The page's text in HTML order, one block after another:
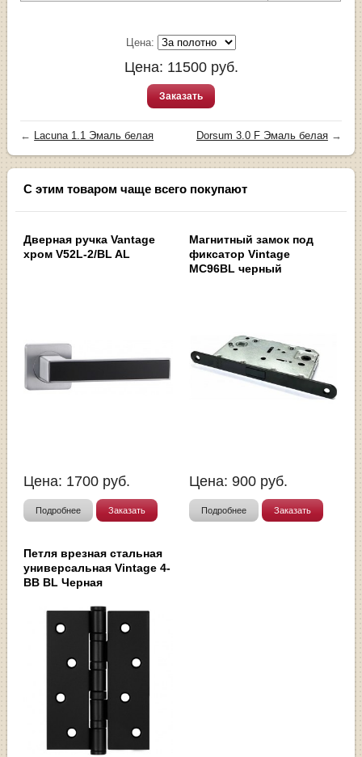
Цена:
Цена: 11500руб.
Заказать
← Lacuna 1.1 Эмаль белая Dorsum 3.0 F Эмаль белая→
С этим товаром чаще всего покупают
Дверная ручка Vantage
хром V52L-2/BL AL
Цена: 1700 руб.
Подробнее Заказать
Магнитный замок под
фиксатор Vintage
MC96BL черный
Цена: 900 руб.
Подробнее Заказать
Петля врезная стальная
универсальная Vintage 4-
BB BL Черная